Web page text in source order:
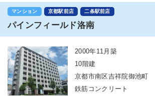
マンション 京都駅前店 二条駅前店
パインフィールド洛南
2000年11月築
10階建
京都市南区吉祥院御池町
鉄筋コンクリート